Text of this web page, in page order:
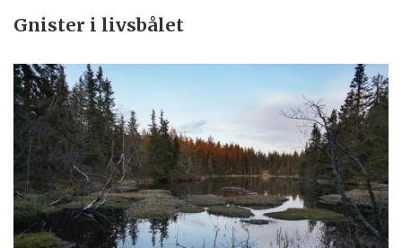
Gnister i livsbålet